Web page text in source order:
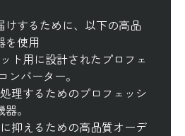
けするために、以下の高品
を使用
ト用に設計されたプロフェ
ンバーター。
理するためのプロフェッシ
。
抑えるための高品質オーデ